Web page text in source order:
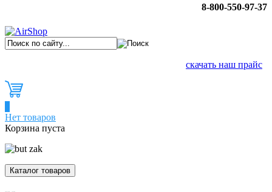
8-800-550-97-37
скачать наш прайс
Нет товаров
Корзина пуста
Каталог товаров